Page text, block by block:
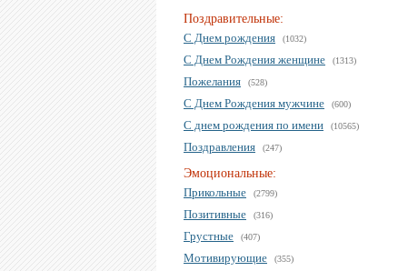
Поздравительные:
С Днем рождения
(1032)
С Днем Рождения женщине (1313)
Пожелания (528)
С Днем Рождения мужчине (600)
С днем рождения по имени (10565)
Поздравления (247)
Эмоциональные:
Прикольные
(2799)
Позитивные (316)
Грустные (407)
Мотивирующие (355)